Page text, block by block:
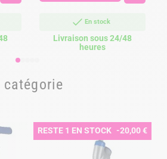
En stock
Livraison sous 24/48
heures
catégorie
RESTE 1 EN STOCK -20,00 €